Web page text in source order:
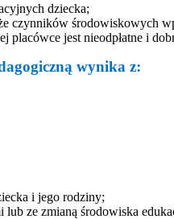
dziecka;
czynników środowiskowych
placówce jest nieodpłatne i
wynika z:
i jego rodziny;
ze zmianą środowiska